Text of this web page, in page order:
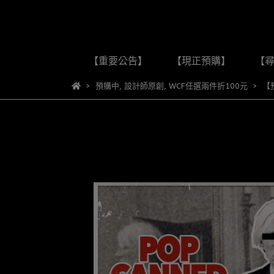
【重要公告】 【現正預購】 【
預購中, 設計師原創 , WCF任選兩件折100元